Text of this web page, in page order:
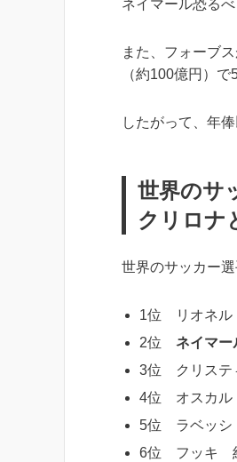
ネイマール恐るべ
また、フォーブ
（約100億円）
したがって、年
世界のサ
クリロナ
世界のサッカー
1位 リオネル
2位 ネイマー
3位 クリステ
4位 オスカル
5位 ラベッシ
6位 フッキ